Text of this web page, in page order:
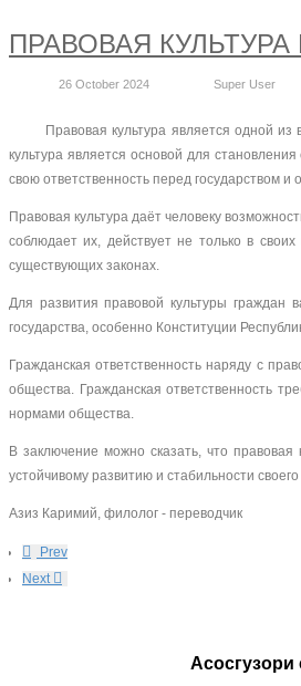
ПРАВОВАЯ
26 October 2024 Super User
Правовая культура является одной из
культура является основой для
свою ответственность перед государством и
Правовая культура даёт человеку
соблюдает их, действует не только в
существующих законах.
Для развития правовой культуры граждан
государства, особенно Конституции
Гражданская ответственность наряду с
общества. Гражданская ответственность
нормами общества.
В заключение можно сказать, что
устойчивому развитию и стабильности
Азиз Каримий, филолог - переводчик
Prev
Next